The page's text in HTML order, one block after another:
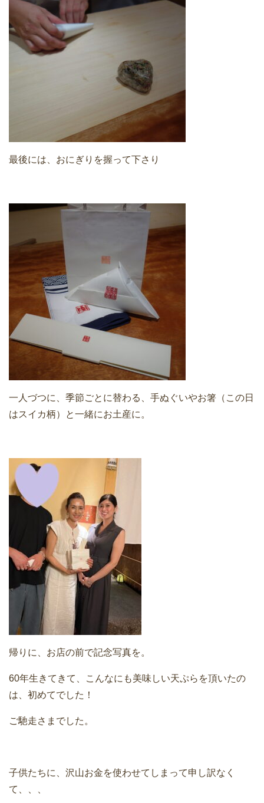
最後には、おにぎりを握って下さり
一人づつに、季節ごとに替わる、手ぬぐいやお箸（この日
はスイカ柄）と一緒にお土産に。
帰りに、お店の前で記念写真を。
60年生きてきて、こんなにも美味しい天ぷらを頂いたの
は、初めてでした！
ご馳走さまでした。
子供たちに、沢山お金を使わせてしまって申し訳なく
て、、、